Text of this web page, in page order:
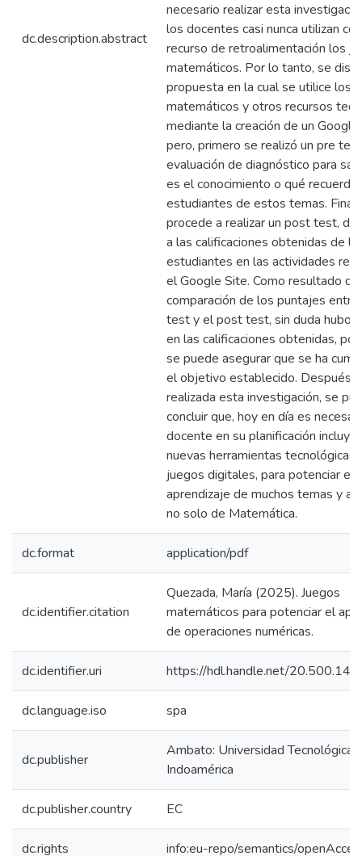
dc.description.abstract
necesario realizar esta
los docentes casi nunca utilizan
recurso de retroalimentación los
matemáticos. Por lo tanto, se
propuesta en la cual se utilice los
matemáticos y otros recursos
mediante la creación de un
pero, primero se realizó un pre
evaluación de diagnóstico para
es el conocimiento o qué
estudiantes de estos temas.
procede a realizar un post test, de
a las calificaciones obtenidas de
estudiantes en las actividades
el Google Site. Como resultado
comparación de los puntajes
test y el post test, sin duda hubo
en las calificaciones obtenidas,
se puede asegurar que se ha
el objetivo establecido. Después
realizada esta investigación, se
concluir que, hoy en día es
docente en su planificación incluya
nuevas herramientas tecnológicas
juegos digitales, para potenciar el
aprendizaje de muchos temas y
no solo de Matemática.
dc.format application/pdf
dc.identifier.citation
Quezada, María (2025). Juegos
matemáticos para potenciar el
de operaciones numéricas.
dc.identifier.uri https://hdl.handle.net/
dc.language.iso spa
dc.publisher
Ambato: Universidad Tecnológica
Indoamérica
dc.publisher.country EC
dc.rights info:eu-repo/semantics/